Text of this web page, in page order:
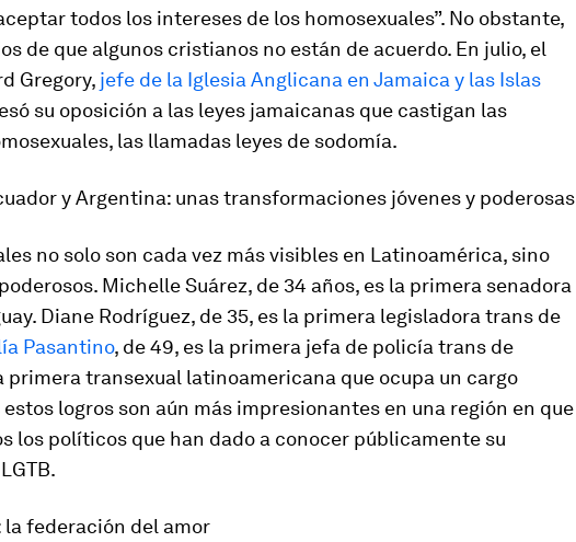
todos los intereses de los homosexuales”. No obstante,
de que algunos cristianos no están de acuerdo. En julio, el
Gregory, jefe de la Iglesia Anglicana en Jamaica y las Islas
su oposición a las leyes jamaicanas que castigan las
las llamadas leyes de sodomía.
y Argentina: unas transformaciones jóvenes y poderosas
no solo son cada vez más visibles en Latinoamérica, sino
Michelle Suárez, de 34 años, es la primera senadora
Diane Rodríguez, de 35, es la primera legisladora trans de
Pasantino, de 49, es la primera jefa de policía trans de
primera transexual latinoamericana que ocupa un cargo
estos logros son aún más impresionantes en una región en que
los políticos que han dado a conocer públicamente su
la federación del amor